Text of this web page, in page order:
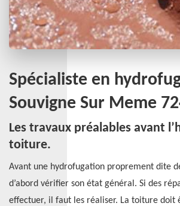
Spécialiste en
Souvigne Sur Meme
Les travaux préalables avant
toiture.
Avant une hydrofugation proprement dite
d’abord vérifier son état général. Si des
effectuer, il faut les réaliser. La toiture doit